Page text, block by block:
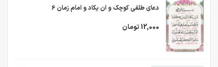
دعای طلقی کوچک و ان یکاد و امام زمان 6
12,000 تومان